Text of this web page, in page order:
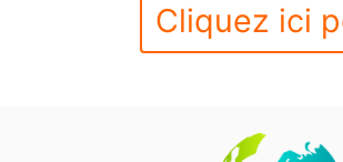
Cliquez ici